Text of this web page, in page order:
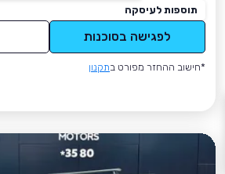
תוספות לעיסקה
לפגישה בסוכנות
*חישוב ההחזר מפורט בתקנון